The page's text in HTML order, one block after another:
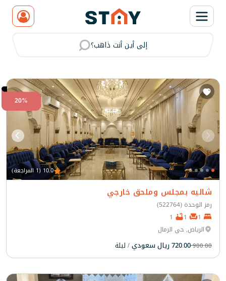
إلى أين أنت ذاهب؟
مسح
10.0 (1 المراجعة)
20%
شاليه بمجلس وملحق خارجي
رمز الوحدة (522764)
الرياض, حي الرمال
900.00720.00 ريال سعودي / ليلة